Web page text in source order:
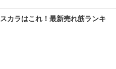
カラはこれ！最新売れ筋ランキ